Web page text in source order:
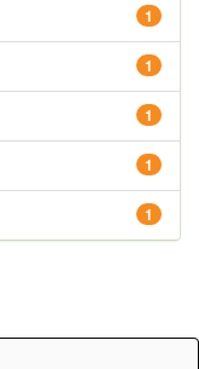
1
1
1
1
1